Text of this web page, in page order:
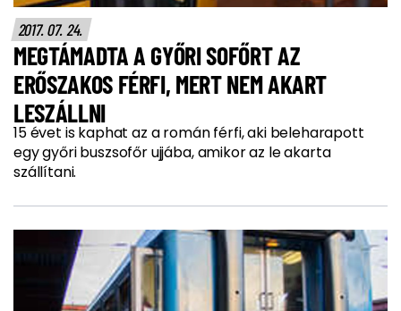
2017. 07. 24.
MEGTÁMADTA A GYŐRI SOFŐRT AZ
ERŐSZAKOS FÉRFI, MERT NEM AKART
LESZÁLLNI
15 évet is kaphat az a román férfi, aki beleharapott
egy győri buszsofőr ujjába, amikor az le akarta
szállítani.